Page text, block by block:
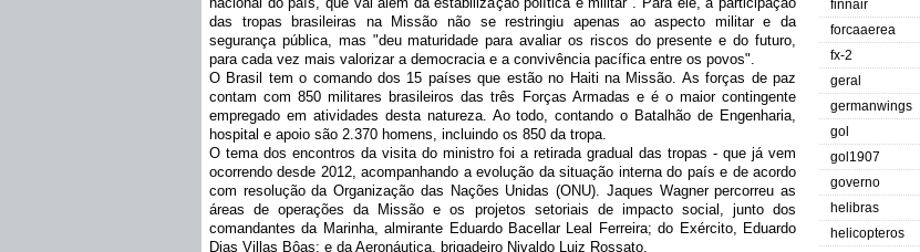
das tropas brasileiras na Missão não se restringiu apenas ao aspecto militar e da
segurança pública, mas "deu maturidade para avaliar os riscos do presente e do futuro,
para cada vez mais valorizar a democracia e a convivência pacífica entre os povos".
O Brasil tem o comando dos 15 países que estão no Haiti na Missão. As forças de paz
contam com 850 militares brasileiros das três Forças Armadas e é o maior contingente
empregado em atividades desta natureza. Ao todo, contando o Batalhão de Engenharia,
hospital e apoio são 2.370 homens, incluindo os 850 da tropa.
O tema dos encontros da visita do ministro foi a retirada gradual das tropas - que já vem
ocorrendo desde 2012, acompanhando a evolução da situação interna do país e de acordo
com resolução da Organização das Nações Unidas (ONU). Jaques Wagner percorreu as
áreas de operações da Missão e os projetos setoriais de impacto social, junto dos
comandantes da Marinha, almirante Eduardo Bacellar Leal Ferreira; do Exército, Eduardo
Dias Villas Bôas; e da Aeronáutica, brigadeiro Nivaldo Luiz Rossato.
finnair
forcaaerea
fx-2
geral
germanwings
gol
gol1907
governo
helibras
helicopteros